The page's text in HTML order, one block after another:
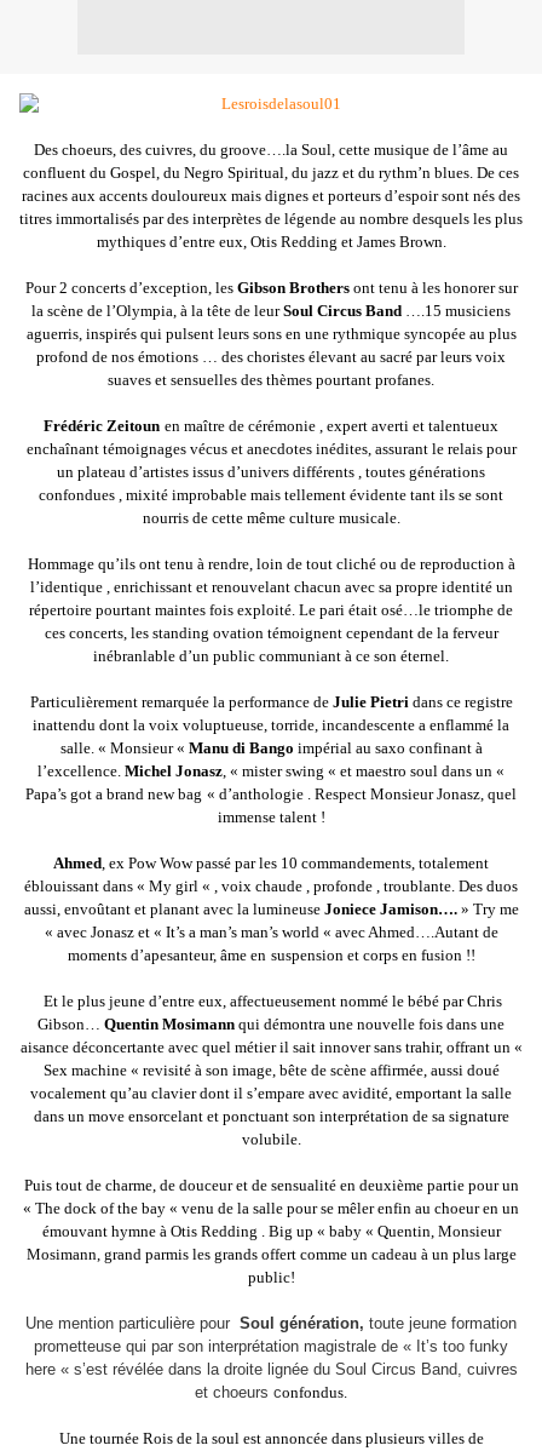
Des choeurs, des cuivres, du groove….la Soul, cette musique de l’âme au
confluent du Gospel, du Negro Spiritual, du jazz et du rythm’n blues. De ces
racines aux accents douloureux mais dignes et porteurs d’espoir sont nés des
titres immortalisés par des interprètes de légende au nombre desquels les plus
mythiques d’entre eux, Otis Redding et James Brown.
Pour 2 concerts d’exception, les Gibson Brothersont tenu à les honorer sur
la scène de l’Olympia, à la tête de leurSoul Circus Band ….15 musiciens
aguerris, inspirés qui pulsent leurs sons en une rythmique syncopée au plus
profond de nos émotions … des choristes élevant au sacré par leurs voix
suaves et sensuelles des thèmes pourtant profanes.
Frédéric Zeitoun en maître de cérémonie , expert averti et talentueux
enchaînant témoignages vécus et anecdotes inédites, assurant le relais pour
un plateau d’artistes issus d’univers différents , toutes générations
confondues , mixité improbable mais tellement évidente tant ils se sont
nourris de cette même culture musicale.
Hommage qu’ils ont tenu à rendre, loin de tout cliché ou de reproduction à
l’identique , enrichissant et renouvelant chacun avec sa propre identité un
répertoire pourtant maintes fois exploité. Le pari était osé…le triomphe de
ces concerts, les standing ovation témoignent cependant de la ferveur
inébranlable d’un public communiant à ce son éternel.
Particulièrement remarquée la performance de Julie Pietridans ce registre
inattendu dont la voix voluptueuse, torride, incandescente a enflammé la
salle. « Monsieur « Manu di Bango impérial au saxo confinant à
l’excellence. Michel Jonasz, « mister swing « et maestro soul dans un «
Papa’s got a brand new bag « d’anthologie . Respect Monsieur Jonasz, quel
immense talent !
Ahmed, ex Pow Wow passé par les 10 commandements, totalement
éblouissant dans « My girl « , voix chaude , profonde , troublante. Des duos
aussi, envoûtant et planant avec la lumineuse Joniece Jamison….» Try me
« avec Jonasz et « It’s a man’s man’s world « avec Ahmed….Autant de
moments d’apesanteur, âme en suspension et corps en fusion !!
Et le plus jeune d’entre eux, affectueusement nommé le bébé par Chris
Gibson… Quentin Mosimann qui démontra une nouvelle fois dans une
aisance déconcertante avec quel métier il sait innover sans trahir, offrant un «
Sex machine « revisité à son image, bête de scène affirmée, aussi doué
vocalement qu’au clavier dont il s’empare avec avidité, emportant la salle
dans un move ensorcelant et ponctuant son interprétation de sa signature
volubile.
Puis tout de charme, de douceur et de sensualité en deuxième partie pour un
« The dock of the bay « venu de la salle pour se mêler enfin au choeur en un
émouvant hymne à Otis Redding . Big up « baby « Quentin, Monsieur
Mosimann, grand parmis les grands offert comme un cadeau à un plus large
public!
Une mention particulière pour Soul génération, toute jeune formation
prometteuse qui par son interprétation magistrale de « It’s too funky
here « s’est révélée dans la droite lignée du Soul Circus Band, cuivres
et choeurs confondus.
Une tournée Rois de la soul est annoncée dans plusieurs villes de